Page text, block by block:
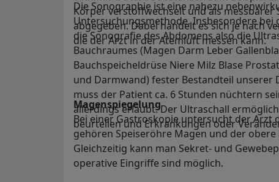
Körper verstoffwechselt und als
abgegeben. Dabei handelt es sich je nach
die der Arzt in der Atemluft messen kann.
Die Sonographie ist eine nahezu
Untersuchungsmethode. Insbesondere
die Sonografie des Abdomens also die
Bauchraumes (Magen Darm Leber
Bauchspeicheldrüse Niere Milz Blase
und Darmwand) fester Bestandteil unserer
muss der Patient ca. 6 Stunden nüchtern
allerdings erlaubt. Der Ultraschall
beurteilen und Erkrankungen oder
Magenspiegelung
Bei einer Gastroskopie untersucht der Arzt
gehören Speiseröhre Magen und der
Gleichzeitig kann man Sekret- und
operative Eingriffe sind möglich.